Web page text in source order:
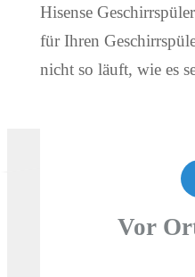
Hisense
für Ihren
nicht so läuft, wie es
Vor